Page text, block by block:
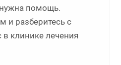
нужна помощь.
и разберитесь с
клинике лечения